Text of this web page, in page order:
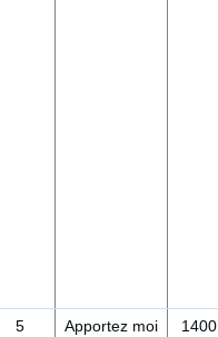
5
Apportez moi
1400